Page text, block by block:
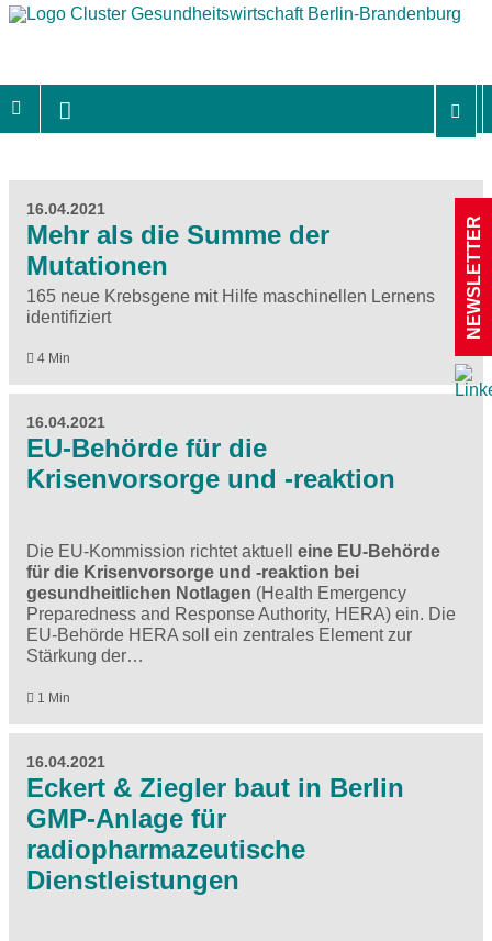
16.04.2021
Mehr als die Summe der
Mutationen
165 neue Krebsgene mit Hilfe maschinellen Lernens
identifiziert
4 Min
16.04.2021
EU-Behörde für die
Krisenvorsorge und -reaktion
Die EU-Kommission richtet aktuell eine EU-Behörde
für die Krisenvorsorge und -reaktion bei
gesundheitlichen Notlagen (Health Emergency
Preparedness and Response Authority, HERA) ein. Die
EU-Behörde HERA soll ein zentrales Element zur
Stärkung der…
1 Min
16.04.2021
Eckert & Ziegler baut in Berlin
GMP-Anlage für
radiopharmazeutische
Dienstleistungen
NEWSLETTER